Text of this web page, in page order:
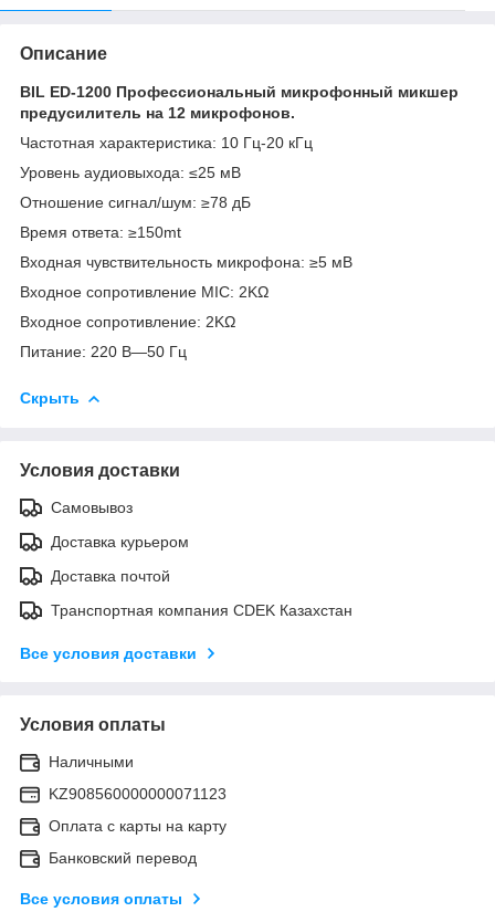
Описание
BIL ED-1200 Профессиональный микрофонный микшер
предусилитель на 12 микрофонов.
Частотная характеристика: 10 Гц-20 кГц
Уровень аудиовыхода: ≤25 мВ
Отношение сигнал/шум: ≥78 дБ
Время ответа: ≥150mt
Входная чувствительность микрофона: ≥5 мВ
Входное сопротивление MIC: 2KΩ
Входное сопротивление: 2KΩ
Питание: 220 В—50 Гц
Скрыть
Условия доставки
Самовывоз
Доставка курьером
Доставка почтой
Транспортная компания CDEK Казахстан
Все условия доставки
Условия оплаты
Наличными
KZ908560000000071123
Оплата с карты на карту
Банковский перевод
Все условия оплаты